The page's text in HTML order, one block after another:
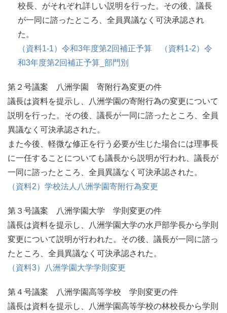
校長、がそれぞれ詳しい説明を行った。その後、議長
が一同に諮ったところ、全員異議なく可決承認され
た。
（資料1-1）令和3年度第2回補正予算
（資料1-2）令
和3年度第2回補正予算_部門別
第２号議案 八洲学園 寄附行為変更の件
議長は資料を提示し、八洲学園の寄附行為の変更について
説明を行った。その後、議長が一同に諮ったところ、全員
異議なく可決承認された。
また今後、軽微な修正を行う必要が生じた場合には理事長
に一任することについても議長から説明が行われ、議長が
一同に諮ったところ、全員異議なく可決承認された。
（資料2）学校法人八洲学園寄附行為変更
第３号議案 八洲学園大学 学則変更の件
議長は資料を提示し、八洲学園大学の水戸部学長から学則
変更について説明が行われた。その後、議長が一同に諮っ
たところ、全員異議なく可決承認された。
（資料3）八洲学園大学学則変更
第４号議案 八洲学園高等学校 学則変更の件
議長は資料を提示し、八洲学園高等学校の林校長から学則